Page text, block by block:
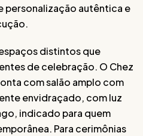
autêntica e
distintos que
de celebração. O Chez
com salão amplo com
envidraçado, com luz
indicado para quem
Para cerimônias